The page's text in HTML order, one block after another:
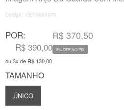
Código: CEP0000970
POR:
R$ 390,00
ou3x de R$ 130,00
R$ 370,50
5% OFF NO PIX
TAMANHO
ÚNICO